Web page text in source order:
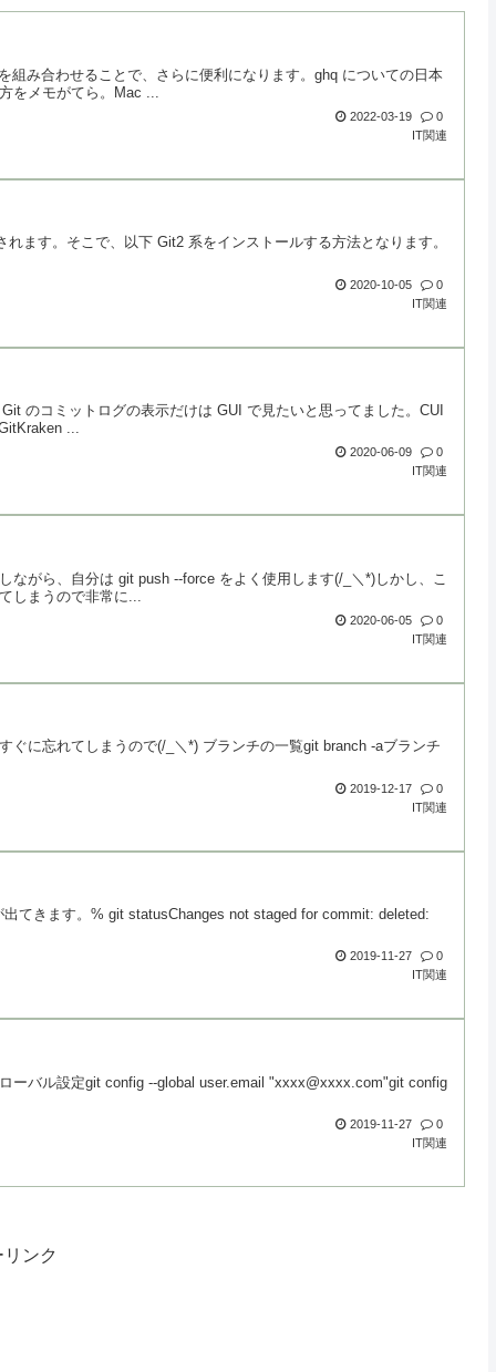
み合わせることで、さらに便利になります。ghq についての日本
をメモがてら。Mac ...
2022-03-19
0
IT関連
ます。そこで、以下 Git2 系をインストールする方法となります。
2020-10-05
0
IT関連
のコミットログの表示だけは GUI で見たいと思ってました。CUI
...
2020-06-09
0
IT関連
ながら、自分は git push --force をよく使用します(/_＼*)しかし、こ
しまうので非常に...
2020-06-05
0
IT関連
に忘れてしまうので(/_＼*) ブランチの一覧git branch -aブランチ
2019-12-17
0
IT関連
てきます。% git statusChanges not staged for commit: deleted:
2019-11-27
0
IT関連
ーバル設定git config --global user.email "xxxx@xxxx.com"git config
2019-11-27
0
IT関連
ンク